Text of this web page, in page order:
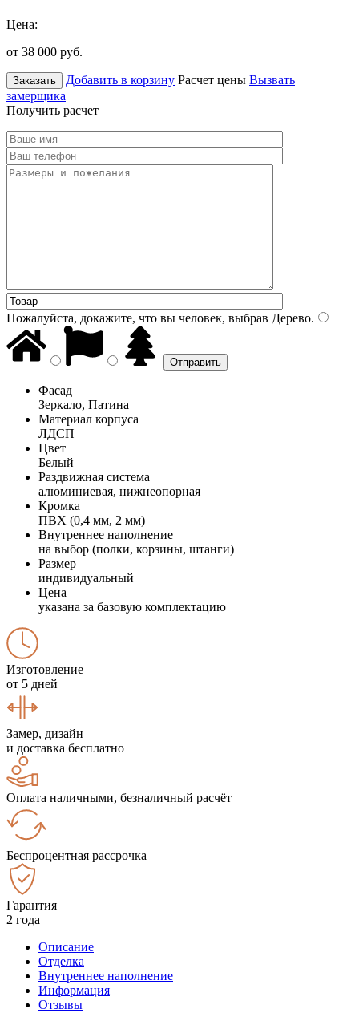
Цена:
от 38 000 руб.
Заказать Добавить в корзину Расчет цены Вызвать
замерщика
Получить расчет
Пожалуйста, докажите, что вы человек, выбрав Дерево.
Фасад
Зеркало, Патина
Материал корпуса
ЛДСП
Цвет
Белый
Раздвижная система
алюминиевая, нижнеопорная
Кромка
ПВХ (0,4 мм, 2 мм)
Внутреннее наполнение
на выбор (полки, корзины, штанги)
Размер
индивидуальный
Цена
указана за базовую комплектацию
Изготовление
от 5 дней
Замер, дизайн
и доставка бесплатно
Оплата наличными, безналичный расчёт
Беспроцентная рассрочка
Гарантия
2 года
Описание
Отделка
Внутреннее наполнение
Информация
Отзывы